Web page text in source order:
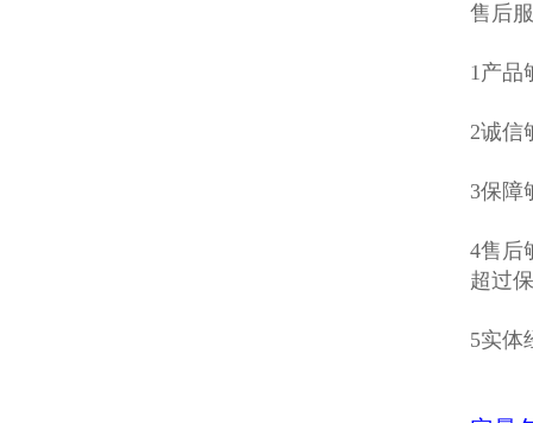
售后
1产品
2诚信
3保障
4售后
超过
5实体